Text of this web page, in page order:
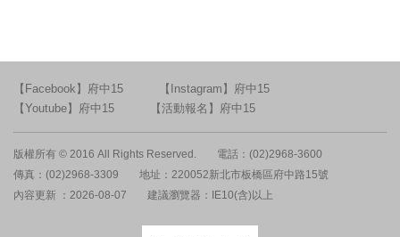
【Facebook】府中15
【Instagram】府中15
【Youtube】府中15
【活動報名】府中15
版權所有 © 2016 All Rights Reserved.
電話：(02)2968-3600
傳真：(02)2968-3309
地址：220052新北市板橋區府中路15號
內容更新 ：2026-08-07
建議瀏覽器：IE10(含)以上